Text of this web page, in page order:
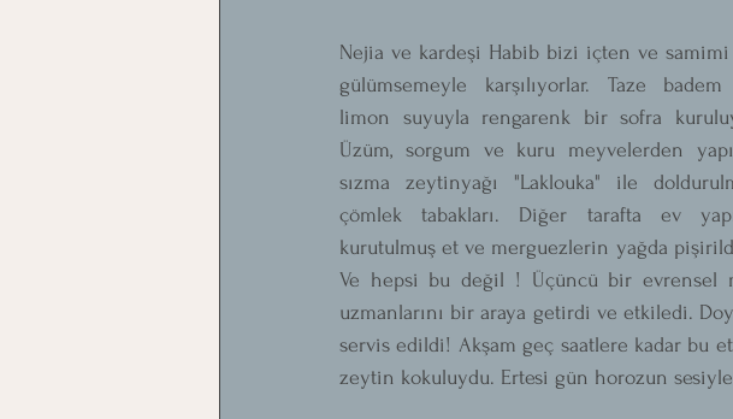
Nejia ve kardeşi Habib bizi içten ve
gülümsemeyle karşılıyorlar. Taze
limon suyuyla rengarenk bir sofra
Üzüm, sorgum ve kuru meyvelerden
sızma zeytinyağı "Laklouka" ile
çömlek tabakları. Diğer tarafta ev
kurutulmuş et ve merguezlerin yağda
Ve hepsi bu değil ! Üçüncü bir evrensel
uzmanlarını bir araya getirdi ve etkiledi.
servis edildi! Akşam geç saatlere kadar bu
zeytin kokuluydu. Ertesi gün horozun